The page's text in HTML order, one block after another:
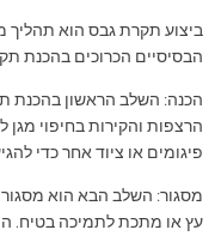
ביצוע תקרת גבס הוא תהליך
הבסיסיים הכרוכים בהכנת
הכנה: השלב הראשון בהכנת
הרצפות והקירות בחיפוי מגן
פיגומים או ציוד אחר כדי
מסגור: השלב הבא הוא
עץ או מתכת לתמיכה בטיח.